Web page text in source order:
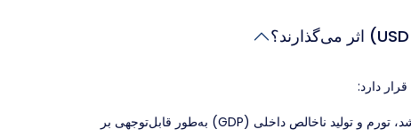
شرایط اقتصادی مانند نرخ رشد، تورم و تولید ناخالص داخلی (GDP) به‌طور قابل‌توجهی بر